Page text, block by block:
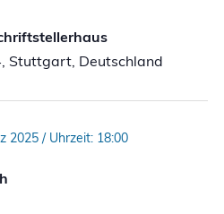
Stuttgart, Deutschland
2025 / Uhrzeit: 18:00